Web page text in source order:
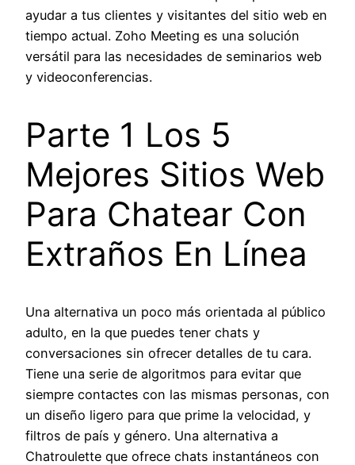
ayudar a tus clientes y visitantes del sitio web en
tiempo actual. Zoho Meeting es una solución
versátil para las necesidades de seminarios web
y videoconferencias.
Parte 1 Los 5
Mejores Sitios Web
Para Chatear Con
Extraños En Línea
Una alternativa un poco más orientada al público
adulto, en la que puedes tener chats y
conversaciones sin ofrecer detalles de tu cara.
Tiene una serie de algoritmos para evitar que
siempre contactes con las mismas personas, con
un diseño ligero para que prime la velocidad, y
filtros de país y género. Una alternativa a
Chatroulette que ofrece chats instantáneos con